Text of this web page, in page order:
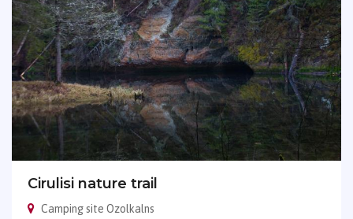
Cirulisi nature trail
Camping site Ozolkalns